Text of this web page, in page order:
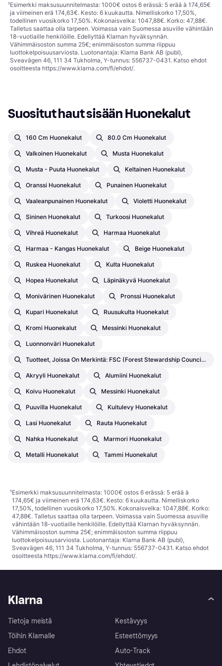
¹Esimerkki maksusuunnitelmasta: 1000€ ostos 6 erässä: 5 erää à 174,65€
ja viimeinen erä 174,63€. Kesto: 6 kuukautta. Nimelliskorko 17,50%,
todellinen vuosikorko 17,50%. Kokonaisvelka: 1047,88€. Korko: 47,88€.
Talletus saattaa olla tarpeen. Voimassa vain Suomessa asuville vähintään
18-vuotiaille henkilöille. Edellyttää Klarnan hyväksynnän.
Vähimmäisoston summa 25€; enimmäisoston summa riippuu
luottokelpoisuusarviosta. Luotonantaja: Klarna Bank AB (publ),
Sveavägen 46, 111 34 Tukholma, Y-tunnus: 556737-0431. Katso ehdot
osoitteesta https://www.klarna.com/fi/ehdot/.
Suositut haut sisään Huonekalut
160 Cm Huonekalut 80.0 Cm Huonekalut
Valkoinen Huonekalut Musta Huonekalut
Musta - Puuta Huonekalut Keltainen Huonekalut
Oranssi Huonekalut Punainen Huonekalut
Vaaleanpunainen Huonekalut Violetti Huonekalut
Sininen Huonekalut Turkoosi Huonekalut
Vihreä Huonekalut Harmaa Huonekalut
Harmaa - Kangas Huonekalut Beige Huonekalut
Ruskea Huonekalut Kulta Huonekalut
Hopea Huonekalut Läpinäkyvä Huonekalut
Monivärinen Huonekalut Pronssi Huonekalut
Kupari Huonekalut Ruusukulta Huonekalut
Kromi Huonekalut Messinki Huonekalut
Luonnonväri Huonekalut
Tuotteet, Joissa On Merkintä: FSC (Forest Stewardship Council) – Kolmannen Osapuolen Sertifioinnit Huonekalut
Akryyli Huonekalut Alumiini Huonekalut
Koivu Huonekalut Messinki Huonekalut
Puuvilla Huonekalut Kuitulevy Huonekalut
Lasi Huonekalut Rauta Huonekalut
Nahka Huonekalut Marmori Huonekalut
Metalli Huonekalut Tammi Huonekalut
¹Esimerkki maksusuunnitelmasta: 1000€ ostos 6 erässä: 5 erää à
174,65€ ja viimeinen erä 174,63€. Kesto: 6 kuukautta. Nimelliskorko
17,50%, todellinen vuosikorko 17,50%. Kokonaisvelka: 1047,88€. Korko:
47,88€. Talletus saattaa olla tarpeen. Voimassa vain Suomessa asuville
vähintään 18-vuotiaille henkilöille. Edellyttää Klarnan hyväksynnän.
Vähimmäisoston summa 25€; enimmäisoston summa riippuu
luottokelpoisuusarviosta. Luotonantaja: Klarna Bank AB (publ),
Sveavägen 46, 111 34 Tukholma, Y-tunnus: 556737-0431. Katso ehdot
osoitteesta https://www.klarna.com/fi/ehdot/.
Klarna
Tietoja meistä
Töihin Klarnalle
Ehdot
Kestävyys
Esteettömyys
Auto-Track